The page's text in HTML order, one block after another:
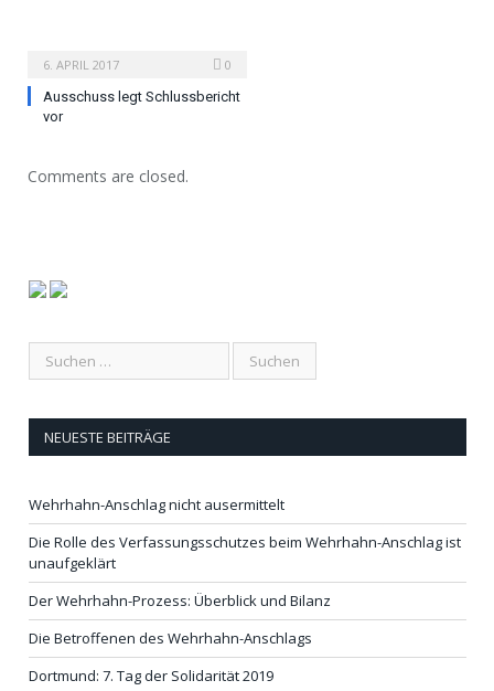
6. APRIL 2017
0
Ausschuss legt Schlussbericht
vor
Comments are closed.
NEUESTE BEITRÄGE
Wehrhahn-Anschlag nicht ausermittelt
Die Rolle des Verfassungsschutzes beim Wehrhahn-Anschlag ist
unaufgeklärt
Der Wehrhahn-Prozess: Überblick und Bilanz
Die Betroffenen des Wehrhahn-Anschlags
Dortmund: 7. Tag der Solidarität 2019